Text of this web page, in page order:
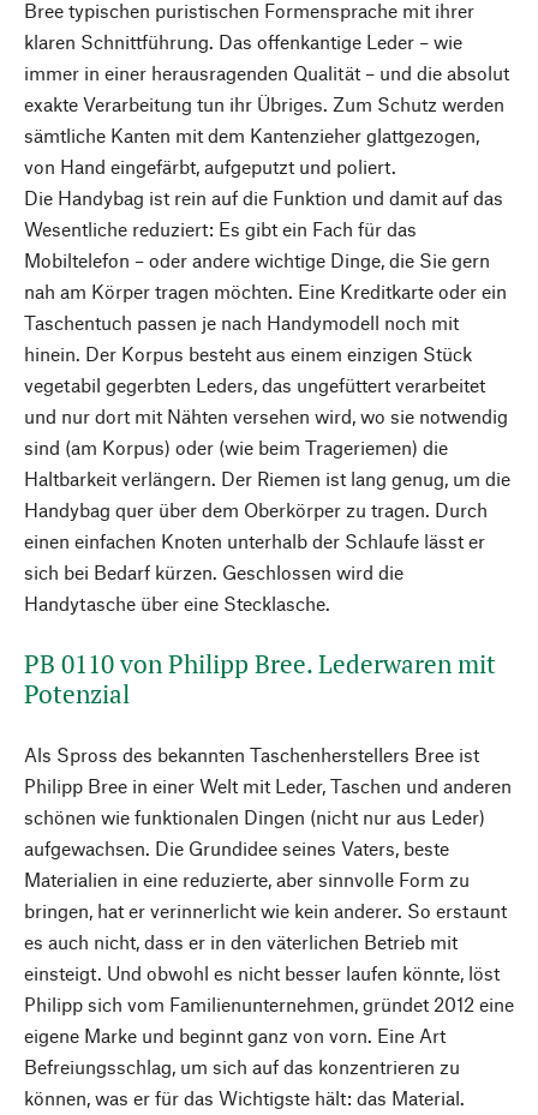
Bree typischen puristischen Formensprache mit ihrer
klaren Schnittführung. Das offenkantige Leder – wie
immer in einer herausragenden Qualität – und die absolut
exakte Verarbeitung tun ihr Übriges. Zum Schutz werden
sämtliche Kanten mit dem Kantenzieher glattgezogen,
von Hand eingefärbt, aufgeputzt und poliert.
Die Handybag ist rein auf die Funktion und damit auf das
Wesentliche reduziert: Es gibt ein Fach für das
Mobiltelefon – oder andere wichtige Dinge, die Sie gern
nah am Körper tragen möchten. Eine Kreditkarte oder ein
Taschentuch passen je nach Handymodell noch mit
hinein. Der Korpus besteht aus einem einzigen Stück
vegetabil gegerbten Leders, das ungefüttert verarbeitet
und nur dort mit Nähten versehen wird, wo sie notwendig
sind (am Korpus) oder (wie beim Trageriemen) die
Haltbarkeit verlängern. Der Riemen ist lang genug, um die
Handybag quer über dem Oberkörper zu tragen. Durch
einen einfachen Knoten unterhalb der Schlaufe lässt er
sich bei Bedarf kürzen. Geschlossen wird die
Handytasche über eine Stecklasche.
PB 0110 von Philipp Bree. Lederwaren mit
Potenzial
Als Spross des bekannten Taschenherstellers Bree ist
Philipp Bree in einer Welt mit Leder, Taschen und anderen
schönen wie funktionalen Dingen (nicht nur aus Leder)
aufgewachsen. Die Grundidee seines Vaters, beste
Materialien in eine reduzierte, aber sinnvolle Form zu
bringen, hat er verinnerlicht wie kein anderer. So erstaunt
es auch nicht, dass er in den väterlichen Betrieb mit
einsteigt. Und obwohl es nicht besser laufen könnte, löst
Philipp sich vom Familienunternehmen, gründet 2012 eine
eigene Marke und beginnt ganz von vorn. Eine Art
Befreiungsschlag, um sich auf das konzentrieren zu
können, was er für das Wichtigste hält: das Material.